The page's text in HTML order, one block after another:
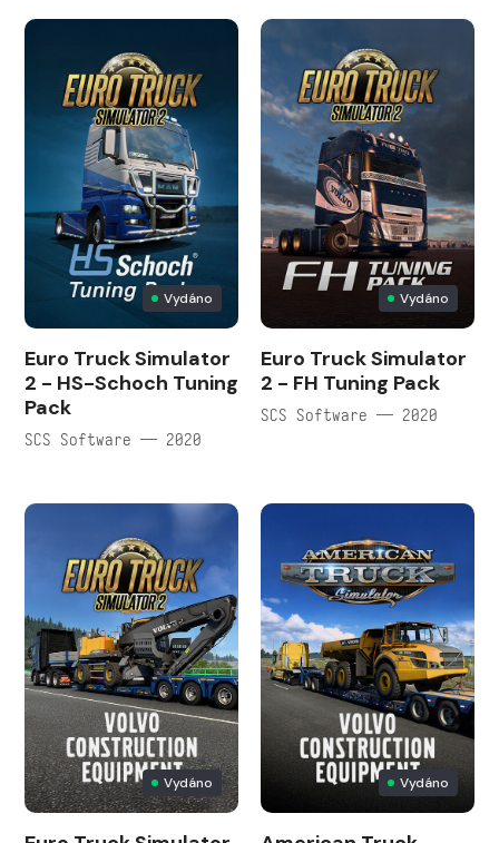
Vydáno
Euro Truck Simulator
2 - HS-Schoch Tuning
Pack
SCS Software — 2020
Vydáno
Euro Truck Simulator
2 - FH Tuning Pack
SCS Software — 2020
Vydáno Vydáno